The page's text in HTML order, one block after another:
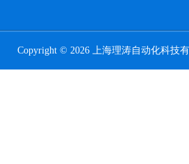
Copyright © 2026 上海理涛自动化科技